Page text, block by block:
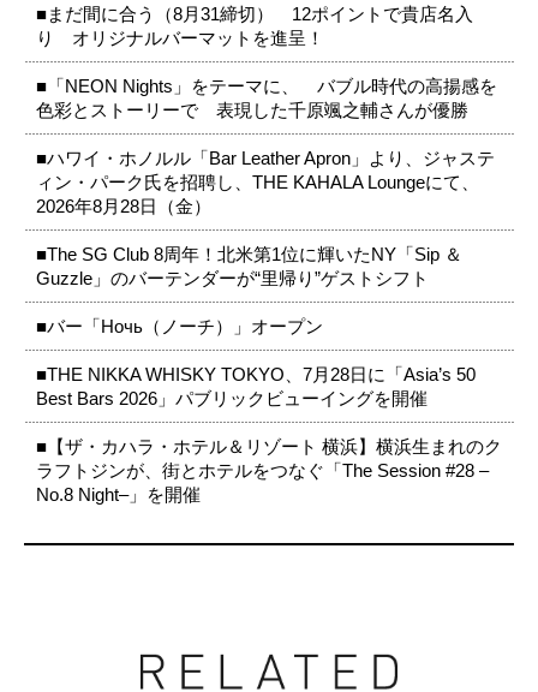
■まだ間に合う（8月31締切） 12ポイントで貴店名入
り オリジナルバーマットを進呈！
■「NEON Nights」をテーマに、 バブル時代の高揚感を
色彩とストーリーで 表現した千原颯之輔さんが優勝
■ハワイ・ホノルル「Bar Leather Apron」より、ジャステ
ィン・パーク氏を招聘し、THE KAHALA Loungeにて、
2026年8月28日（金）
■The SG Club 8周年！北米第1位に輝いたNY「Sip ＆
Guzzle」のバーテンダーが“里帰り”ゲストシフト
■バー「Ночь（ノーチ）」オープン
■THE NIKKA WHISKY TOKYO、7月28日に「Asia’s 50
Best Bars 2026」パブリックビューイングを開催
■【ザ・カハラ・ホテル＆リゾート 横浜】横浜生まれのク
ラフトジンが、街とホテルをつなぐ「The Session #28 –
No.8 Night–」を開催